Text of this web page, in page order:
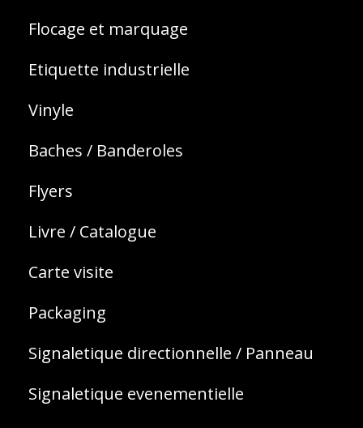
Flocage et marquage
Etiquette industrielle
Vinyle
Baches / Banderoles
Flyers
Livre / Catalogue
Carte visite
Packaging
Signaletique directionnelle / Panneau
Signaletique evenementielle